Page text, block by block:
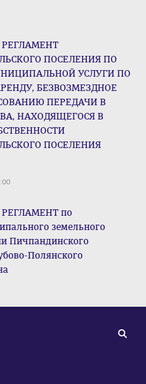
ПОСЕЛЕНИЯ ПО
УСЛУГИ ПО
БЕЗВОЗМЕЗДНОЕ
ПЕРЕДАЧИ В
НАХОДЯЩЕГОСЯ В
ПОСЕЛЕНИЯ
по
земельного
Пичпандинского
Полянского